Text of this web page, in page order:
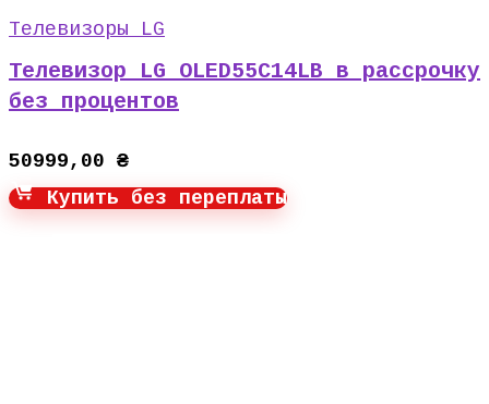
Телевизоры LG
Телевизор LG OLED55C14LB в рассрочку
без процентов
50999,00 ₴
Купить без переплаты